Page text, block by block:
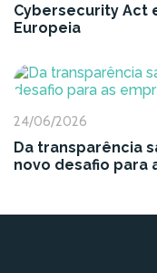
Cybersecurity Act
Europeia
24/06/2026
Da transparência
novo desafio para